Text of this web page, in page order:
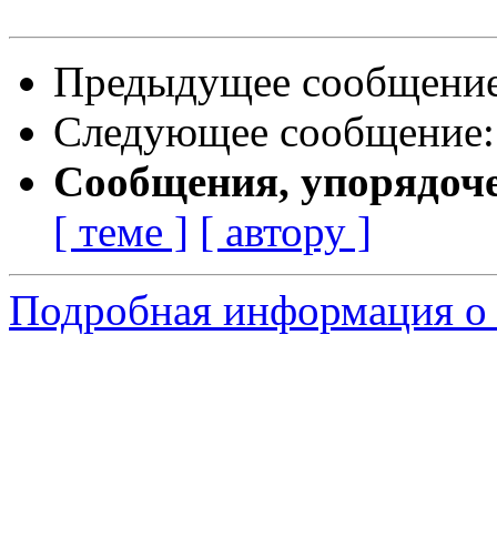
Предыдущее
Следующее
Сообщения,
[ теме ] [ автору ]
Подробная информация о